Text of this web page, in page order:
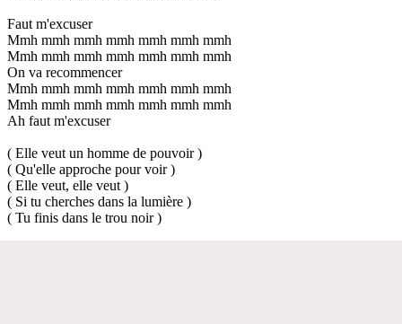
Faut m'excuser
Mmh mmh mmh mmh mmh mmh mmh
Mmh mmh mmh mmh mmh mmh mmh
On va recommencer
Mmh mmh mmh mmh mmh mmh mmh
Mmh mmh mmh mmh mmh mmh mmh
Ah faut m'excuser
( Elle veut un homme de pouvoir )
( Qu'elle approche pour voir )
( Elle veut, elle veut )
( Si tu cherches dans la lumière )
( Tu finis dans le trou noir )